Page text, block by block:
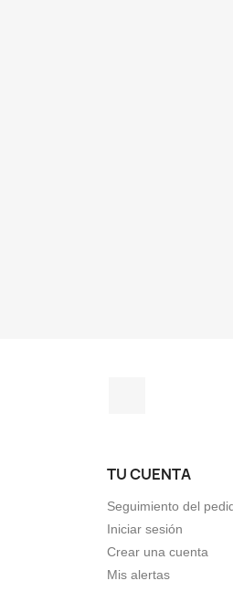
TU CUENTA
Seguimiento del
Iniciar sesión
Crear una cuenta
Mis alertas